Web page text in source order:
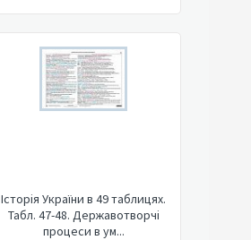
Історія України в 49 таблицях.
Табл. 47-48. Державотворчі
процеси в ум...